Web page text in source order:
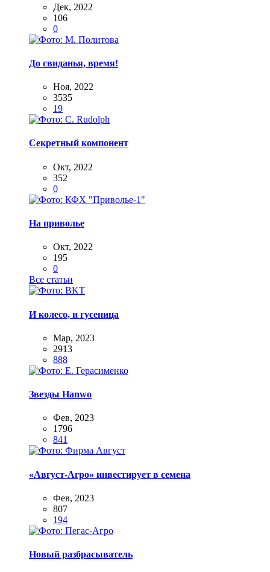
Дек, 2022
106
0
До свиданья, время!
Ноя, 2022
3535
19
Секретный компонент
Окт, 2022
352
0
На приволье
Окт, 2022
195
0
Все статьи
И колесо, и гусеница
Мар, 2023
2913
888
Звезды Hanwo
Фев, 2023
1796
841
«Август-Агро» инвестирует в семена
Фев, 2023
807
194
Новый разбрасыватель